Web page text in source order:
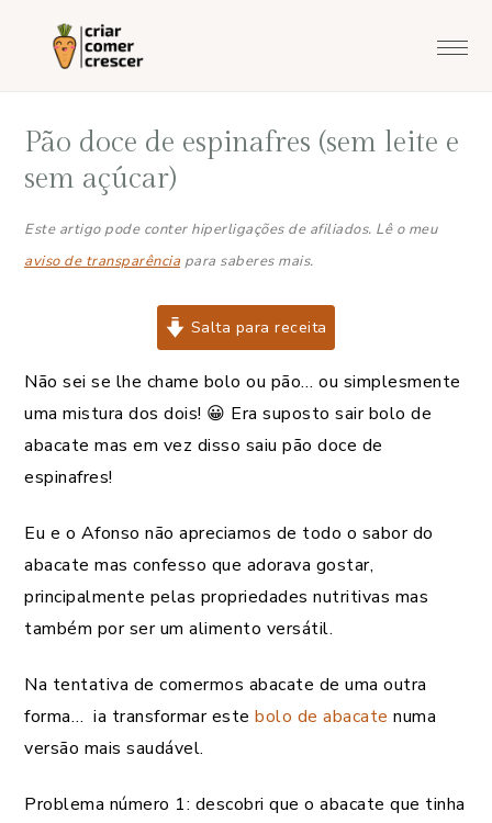
principal
lateral
principal
Pão doce de espinafres (sem leite e
sem açúcar)
Este artigo pode conter hiperligações de afiliados. Lê o meu
aviso de transparência para saberes mais.
Salta para receita
Não sei se lhe chame bolo ou pão… ou simplesmente
uma mistura dos dois! 😀 Era suposto sair bolo de
abacate mas em vez disso saiu pão doce de
espinafres!
Eu e o Afonso não apreciamos de todo o sabor do
abacate mas confesso que adorava gostar,
principalmente pelas propriedades nutritivas mas
também por ser um alimento versátil.
Na tentativa de comermos abacate de uma outra
forma… ia transformar este bolo de abacate numa
versão mais saudável.
Problema número 1: descobri que o abacate que tinha